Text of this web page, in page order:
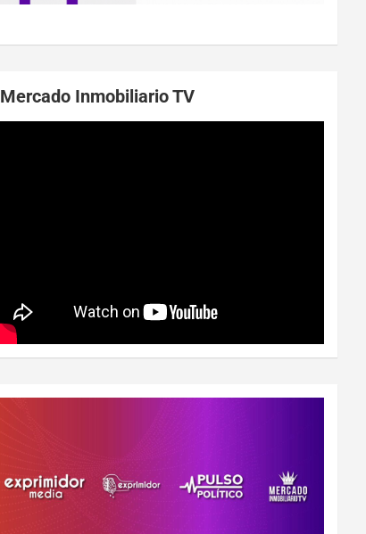
Mercado Inmobiliario TV